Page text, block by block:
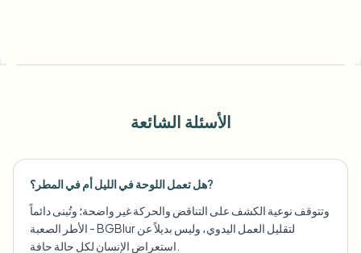
الأسئلة الشائعة
هل تعمل اللوحة في الليل أم في المطر؟?
وتتوقف نوعية الكشف على التناقض والحركة غير واضحة؛ وتُبنى دائماً
الأطر الصعبة - BGBlur لتقليل العمل اليدوي، وليس بديلاً عن